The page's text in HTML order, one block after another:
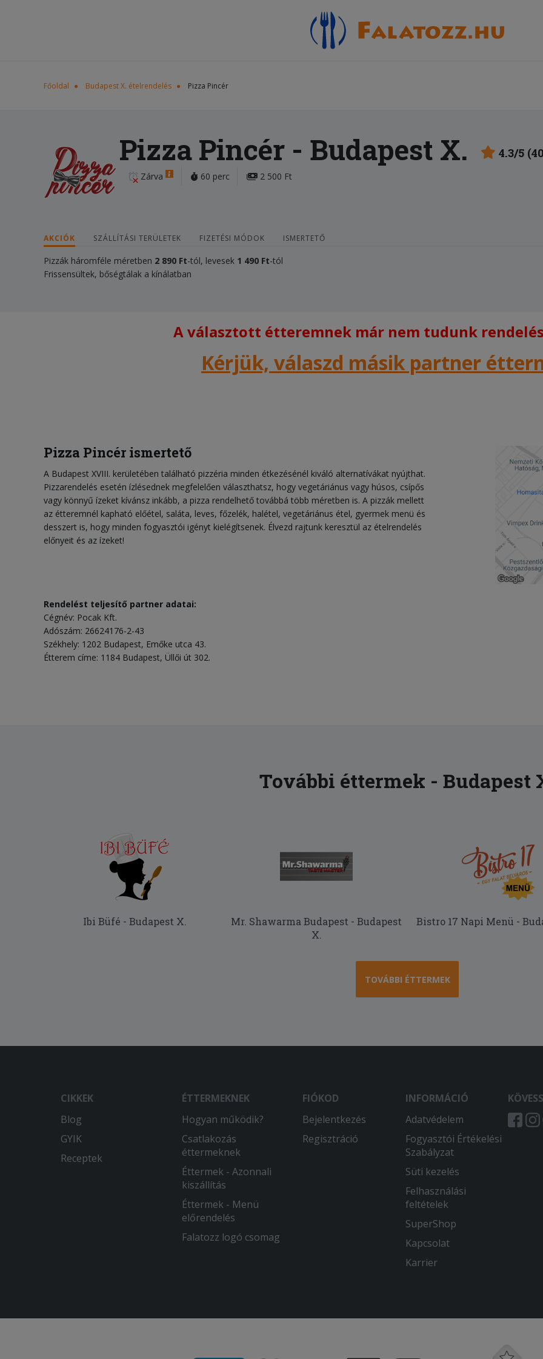
Főoldal Budapest X. ételrendelés Pizza Pincér
Pizza Pincér - Budapest X. 4.3/5
Zárva 60 perc 2 500 Ft
AKCIÓK SZÁLLÍTÁSI TERÜLETEK FIZETÉSI MÓDOK ISMERTETŐ
Pizzák háromféle méretben 2 890 Ft-tól, levesek 1 490 Ft-tól
Frissensültek, bőségtálak a kínálatban
A választott étteremnek már nem tudunk
Kérjük, válaszd másik partner
Pizza Pincér ismertető
A Budapest XVIII. kerületében található pizzéria minden étkezésénél kiváló alternatívákat nyújthat.
Pizzarendelés esetén ízlésednek megfelelően választhatsz, hogy vegetáriánus vagy húsos, csípős
vagy könnyű ízeket kívánsz inkább, a pizza rendelhető továbbá több méretben is. A pizzák mellett
az étteremnél kapható előétel, saláta, leves, főzelék, halétel, vegetáriánus étel, gyermek menü és
desszert is, hogy minden fogyasztói igényt kielégítsenek. Élvezd rajtunk keresztül az ételrendelés
előnyeit és az ízeket!
Rendelést teljesítő partner adatai:
Cégnév: Pocak Kft.
Adószám: 26624176-2-43
Székhely: 1202 Budapest, Emőke utca 43.
Étterem címe: 1184 Budapest, Üllői út 302.
További éttermek - Budapest
Ibi Büfé - Budapest X.
Mr. Shawarma Budapest - Budapest
X.
Bistro 17 Napi Menü -
TOVÁBBI ÉTTERMEK
CIKKEK
Blog
GYIK
Receptek
ÉTTERMEKNEK
Hogyan működik?
Csatlakozás
éttermeknek
Éttermek - Azonnali
kiszállítás
Éttermek - Menü
előrendelés
Falatozz logó csomag
FIÓKOD
Bejelentkezés
Regisztráció
INFORMÁCIÓ
Adatvédelem
Fogyasztói Értékelési
Szabályzat
Süti kezelés
Felhasználási
feltételek
SuperShop
Kapcsolat
Karrier